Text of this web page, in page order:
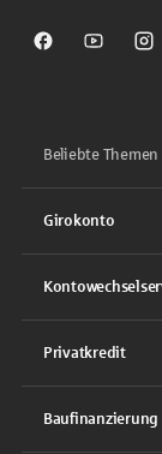
Sparkasse auf
Beliebte Themen
Girokonto
Privatkredit
Baufinanzierung